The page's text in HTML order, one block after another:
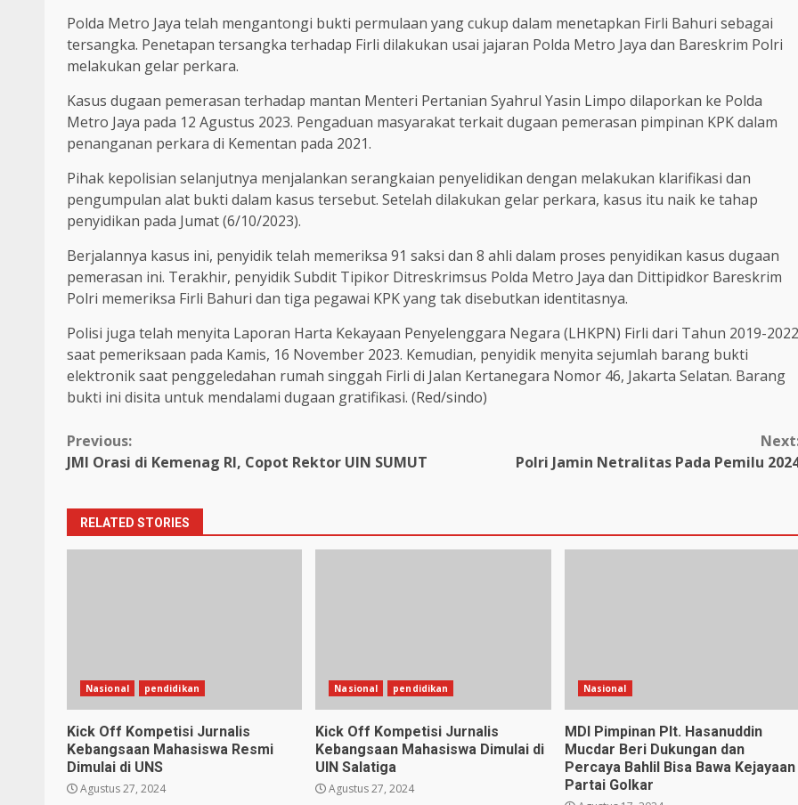
Polda Metro Jaya telah mengantongi bukti permulaan yang cukup dalam menetapkan Firli Bahuri sebagai
tersangka. Penetapan tersangka terhadap Firli dilakukan usai jajaran Polda Metro Jaya dan Bareskrim Polri
melakukan gelar perkara.
Kasus dugaan pemerasan terhadap mantan Menteri Pertanian Syahrul Yasin Limpo dilaporkan ke Polda
Metro Jaya pada 12 Agustus 2023. Pengaduan masyarakat terkait dugaan pemerasan pimpinan KPK dalam
penanganan perkara di Kementan pada 2021.
Pihak kepolisian selanjutnya menjalankan serangkaian penyelidikan dengan melakukan klarifikasi dan
pengumpulan alat bukti dalam kasus tersebut. Setelah dilakukan gelar perkara, kasus itu naik ke tahap
penyidikan pada Jumat (6/10/2023).
Berjalannya kasus ini, penyidik telah memeriksa 91 saksi dan 8 ahli dalam proses penyidikan kasus dugaan
pemerasan ini. Terakhir, penyidik Subdit Tipikor Ditreskrimsus Polda Metro Jaya dan Dittipidkor Bareskrim
Polri memeriksa Firli Bahuri dan tiga pegawai KPK yang tak disebutkan identitasnya.
Polisi juga telah menyita Laporan Harta Kekayaan Penyelenggara Negara (LHKPN) Firli dari Tahun 2019-2022
saat pemeriksaan pada Kamis, 16 November 2023. Kemudian, penyidik menyita sejumlah barang bukti
elektronik saat penggeledahan rumah singgah Firli di Jalan Kertanegara Nomor 46, Jakarta Selatan. Barang
bukti ini disita untuk mendalami dugaan gratifikasi. (Red/sindo)
Continue
Previous:
JMI Orasi di Kemenag RI, Copot Rektor UIN SUMUT
Polri Jamin Netralitas Pada Pemilu
RELATED STORIES
Nasional pendidikan
Kick Off Kompetisi Jurnalis
Kebangsaan Mahasiswa Resmi
Dimulai di UNS
Agustus 27, 2024
Nasional pendidikan
Kick Off Kompetisi Jurnalis
Kebangsaan Mahasiswa Dimulai di
UIN Salatiga
Agustus 27, 2024
Nasional
MDI Pimpinan Plt. Hasanuddin
Mucdar Beri Dukungan dan
Percaya Bahlil Bisa Bawa Kejayaan
Partai Golkar